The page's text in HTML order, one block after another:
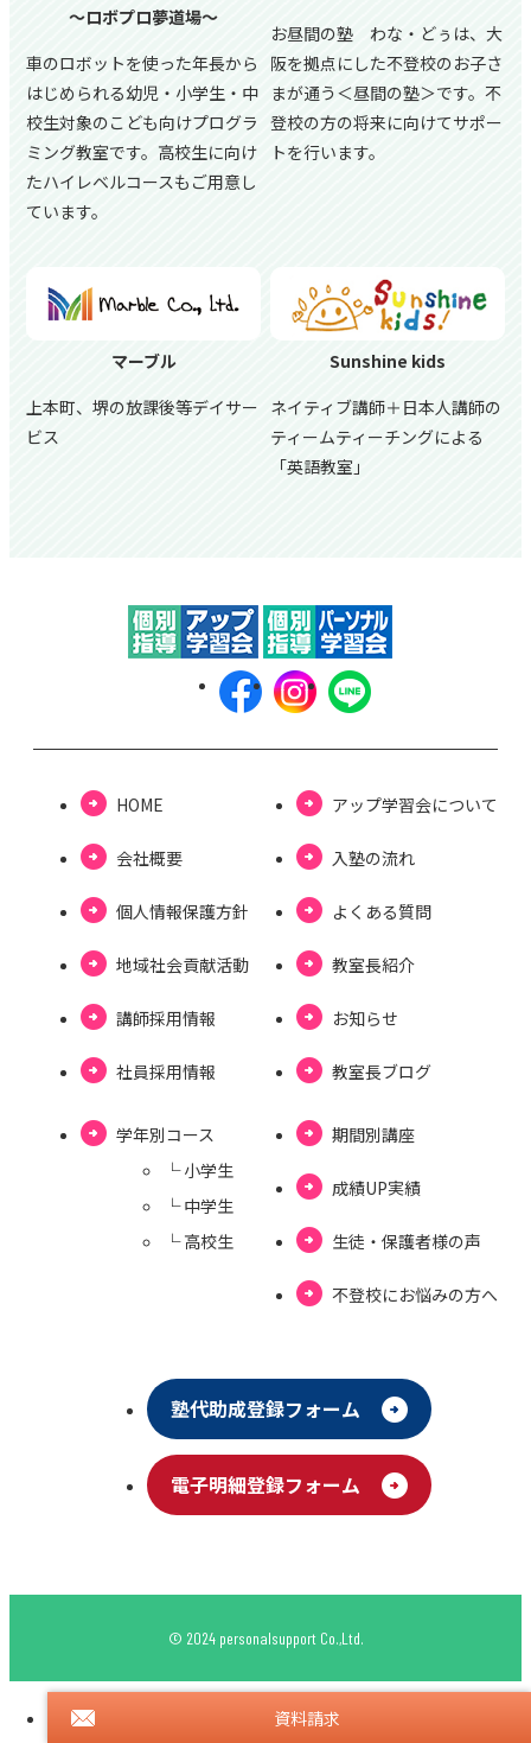
～ロボプロ夢道場～
車のロボットを使った年長から
はじめられる幼児・小学生・中
校生対象のこども向けプログラ
ミング教室です。高校生に向け
たハイレベルコースもご用意し
ています。
お昼間の塾 わな・どぅは、大
阪を拠点にした不登校のお子さ
まが通う＜昼間の塾＞です。不
登校の方の将来に向けてサポー
トを行います。
マーブル
上本町、堺の放課後等デイサー
ビス
Sunshine kids
ネイティブ講師＋日本人講師の
ティームティーチングによる
「英語教室」
HOME
会社概要
個⼈情報保護⽅針
地域社会貢献活動
講師採用情報
社員採用情報
アップ学習会について
⼊塾の流れ
よくある質問
教室長紹介
お知らせ
教室⻑ブログ
学年別コース
└ ⼩学⽣
└ 中学⽣
└ ⾼校⽣
期間別講座
成績UP実績
⽣徒・保護者様の声
不登校にお悩みの⽅へ
塾代助成登録フォーム
電⼦明細登録フォーム
資料請求
© 2024 personalsupport Co.,Ltd.